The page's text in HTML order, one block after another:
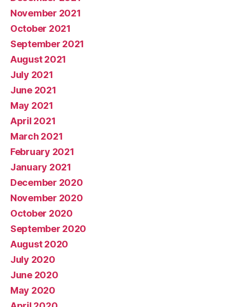
November 2021
October 2021
September 2021
August 2021
July 2021
June 2021
May 2021
April 2021
March 2021
February 2021
January 2021
December 2020
November 2020
October 2020
September 2020
August 2020
July 2020
June 2020
May 2020